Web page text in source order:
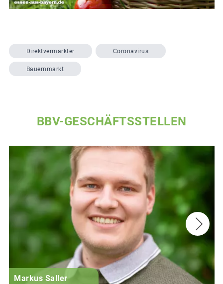
Direktvermarkter Coronavirus
Bauernmarkt
BBV-GESCHÄFTSSTELLEN
Markus Saller